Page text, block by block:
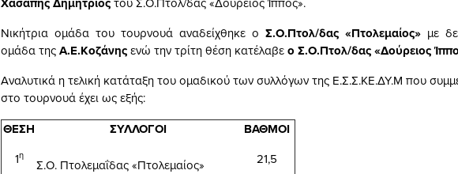
Νικήτρια ομάδα του τουρνουά αναδείχθηκε ο Σ.Ο.Πτολ/δας «Πτολεμαίος» με
ομάδα τηςΑ.Ε.Κοζάνηςενώ την τρίτη θέση κατέλαβεο Σ.Ο.Πτολ/δας«Δούρειος
Αναλυτικά η τελική κατάταξη του ομαδικού των συλλόγων της Ε.Σ.Σ.ΚΕ.ΔΥ.Μ που
στο τουρνουά έχει ως εξής:
ΘΕΣΗ ΣΥΛΛΟΓΟΙ ΒΑΘΜΟΙ
1η
Σ.Ο. Πτολεμαΐδας «Πτολεμαίος»
21,5